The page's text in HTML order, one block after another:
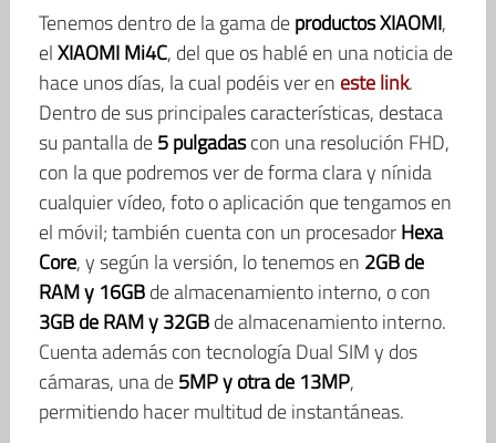
Tenemos dentro de la gama deproductos XIAOMI,
elXIAOMI Mi4C, del que os hablé en una noticia de
hace unos días, la cual podéis ver en este link.
Dentro de sus principales características, destaca
su pantalla de5 pulgadascon una resolución FHD,
con la que podremos ver de forma clara y nínida
cualquier vídeo, foto o aplicación que tengamos en
el móvil; también cuenta con un procesadorHexa
Core, y según la versión, lo tenemos en 2GB de
RAM y 16GBde almacenamiento interno, o con
3GB de RAM y 32GBde almacenamiento interno.
Cuenta además con tecnología Dual SIM y dos
cámaras, una de5MP y otra de 13MP,
permitiendo hacer multitud de instantáneas.